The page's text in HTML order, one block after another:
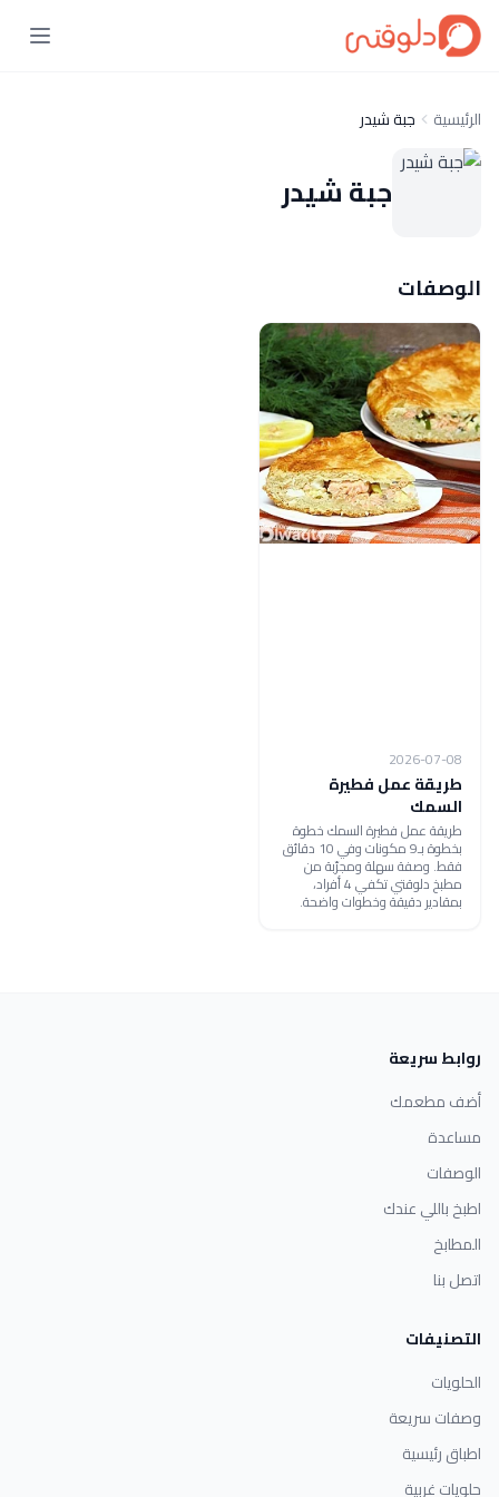
الرئيسية جبة شيدر
جبة شيدر
الوصفات
2026-07-08
طريقة عمل فطيرة
السمك
طريقة عمل فطيرة السمك خطوة
بخطوة بـ9 مكونات وفي 10 دقائق
فقط. وصفة سهلة ومجرّبة من
مطبخ دلوقتي تكفي 4 أفراد،
بمقادير دقيقة وخطوات واضحة.
روابط سريعة
أضف مطعمك
مساعدة
الوصفات
اطبخ باللي عندك
المطابخ
اتصل بنا
التصنيفات
الحلويات
وصفات سريعة
اطباق رئيسية
حلويات غربية